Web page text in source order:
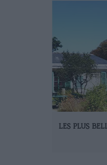
LES PLUS